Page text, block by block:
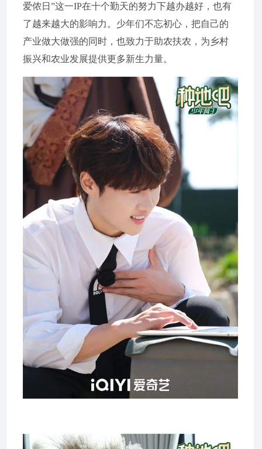
爱侬日”这一IP在十个勤天的努力下越办越好，也有
了越来越大的影响力。少年们不忘初心，把自己的
产业做大做强的同时，也致力于助农扶农，为乡村
振兴和农业发展提供更多新生力量。